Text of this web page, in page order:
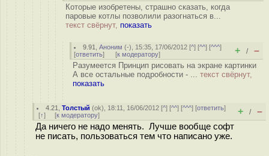
Которые изобретены, страшно сказать, когда
паровые котлы позволили разогнаться в...
текст свёрнут, показать
9.91 ,Аноним (-), 15:35, 17/06/2012 [^] [^^] [^^^]
[ответить] [к модератору] + / –
Разумеется Принцип рисовать на экране картинки
А все остальные подробности - ... текст свёрнут,
показать
4.21 ,Толстый (ok), 18:11, 16/06/2012 [^] [^^] [^^^] [ответить]
[↑] [к модератору] + / –
Да ничего не надо менять. Лучше вообще софт
не писать, пользоваться тем что написано уже.